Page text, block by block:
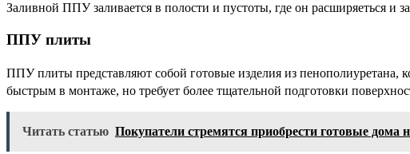
Заливной ППУ заливается в полости и пустоты, где он расширяеться и
ППУ плиты
ППУ плиты представляют собой готовые изделия из пенополиуретана,
быстрым в монтаже, но требует более тщательной подготовки
Читать статью Покупатели стремятся приобрести готовые дома